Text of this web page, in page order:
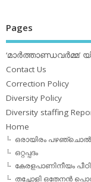
Pages
‘മാര്‍ത്താണ്ഡവര്‍മ്മ’
Contact Us
Correction Policy
Diversity Policy
Diversity staffing
Home
ഒരായിരം പഴഞ്ചൊല്‍
ഒറ്റപ്പദം
കേരളപാണിനീയം
തച്ചോളി ഒതേനൻ